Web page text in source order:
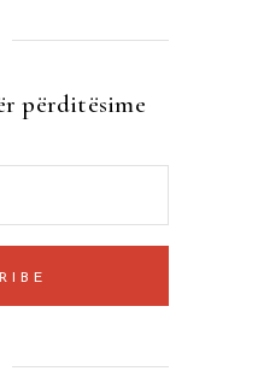
përditësime